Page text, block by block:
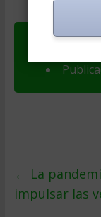
← La
impulsar las